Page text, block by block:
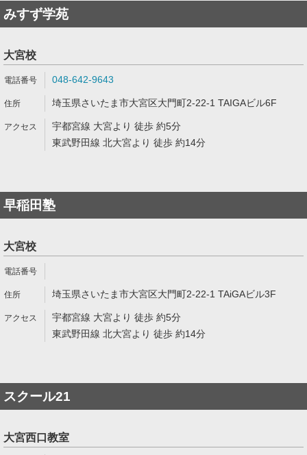
みすず学苑
大宮校
048-642-9643
埼玉県さいたま市大宮区大門町2-22-1 TAIGAビル6F
宇都宮線 大宮より 徒歩 約5分
東武野田線 北大宮より 徒歩 約14分
早稲田塾
大宮校
埼玉県さいたま市大宮区大門町2-22-1 TAiGAビル3F
宇都宮線 大宮より 徒歩 約5分
東武野田線 北大宮より 徒歩 約14分
スクール21
大宮西口教室